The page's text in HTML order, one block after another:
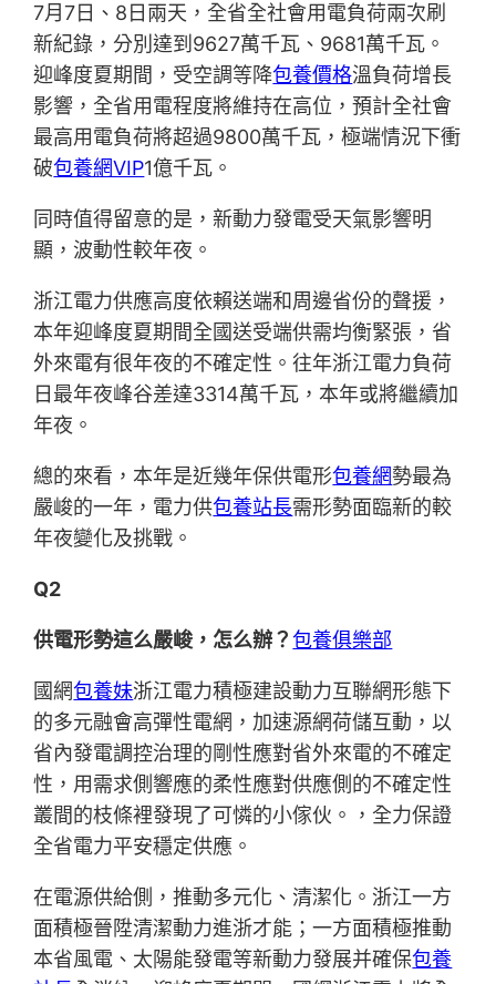
7月7日、8日兩天，全省全社會用電負荷兩次刷
新紀錄，分別達到9627萬千瓦、9681萬千瓦。
迎峰度夏期間，受空調等降包養價格溫負荷增長
影響，全省用電程度將維持在高位，預計全社會
最高用電負荷將超過9800萬千瓦，極端情況下衝
破包養網VIP1億千瓦。
同時值得留意的是，新動力發電受天氣影響明
顯，波動性較年夜。
浙江電力供應高度依賴送端和周邊省份的聲援，
本年迎峰度夏期間全國送受端供需均衡緊張，省
外來電有很年夜的不確定性。往年浙江電力負荷
日最年夜峰谷差達3314萬千瓦，本年或將繼續加
年夜。
總的來看，本年是近幾年保供電形包養網勢最為
嚴峻的一年，電力供包養站長需形勢面臨新的較
年夜變化及挑戰。
Q2
供電形勢這么嚴峻，怎么辦？包養俱樂部
國網包養妹浙江電力積極建設動力互聯網形態下
的多元融會高彈性電網，加速源網荷儲互動，以
省內發電調控治理的剛性應對省外來電的不確定
性，用需求側響應的柔性應對供應側的不確定性
叢間的枝條裡發現了可憐的小傢伙。，全力保證
全省電力平安穩定供應。
在電源供給側，推動多元化、清潔化。浙江一方
面積極晉陞清潔動力進浙才能；一方面積極推動
本省風電、太陽能發電等新動力發展并確保包養